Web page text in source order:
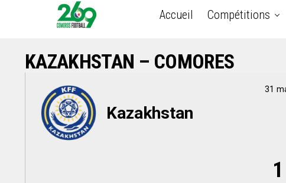
Accueil Compétitions
KAZAKHSTAN – COMORES
Kazakhstan
31
1